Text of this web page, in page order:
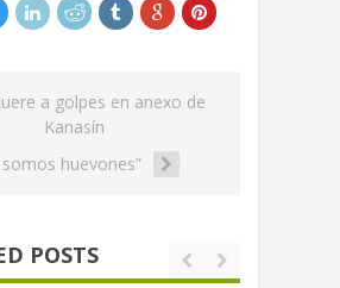
a golpes en anexo de
Kanasín
huevones”
POSTS